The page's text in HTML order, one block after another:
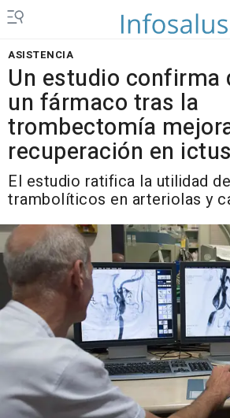
ASISTENCIA
Un estudio confirma
un fármaco tras la
trombectomía
recuperación en
El estudio ratifica la utilidad
trambolíticos en arteriolas y